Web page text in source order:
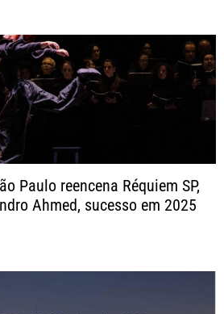
Paulo reencena Réquiem SP,
Ahmed, sucesso em 2025